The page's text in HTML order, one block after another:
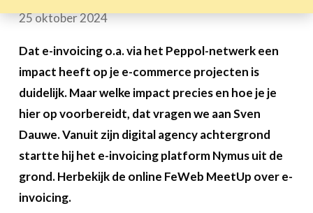
25 oktober 2024
Dat e-invoicing o.a. via het Peppol-netwerk een
impact heeft op je e-commerce projecten is
duidelijk. Maar welke impact precies en hoe je je
hier op voorbereidt, dat vragen we aan Sven
Dauwe. Vanuit zijn digital agency achtergrond
startte hij het e-invoicing platform Nymus uit de
grond. Herbekijk de online FeWeb MeetUp over e-
invoicing.
Toolbox
Bedrijvenzoeker
Over FeWeb
Lid worden Zoeken